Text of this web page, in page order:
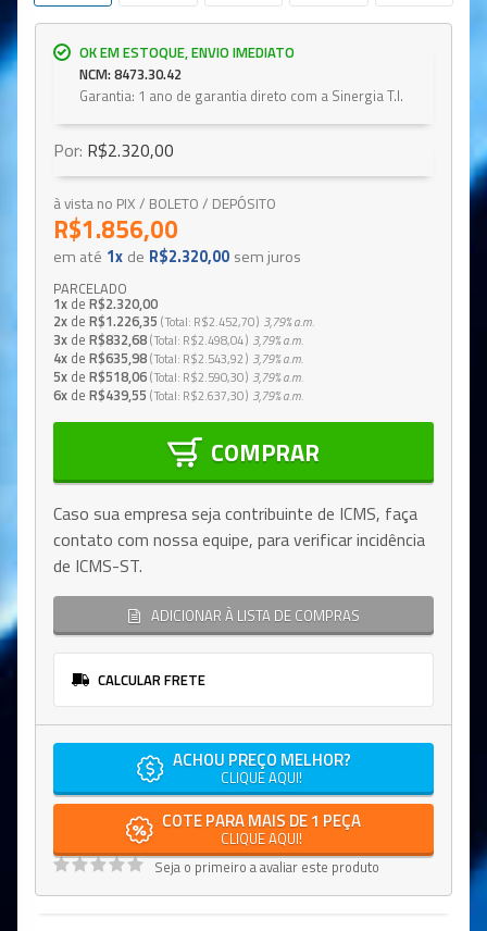
OK EM ESTOQUE, ENVIO IMEDIATO
NCM: 8473.30.42
Garantia: 1 ano de garantia direto com a Sinergia T.I.
Por: R$2.320,00
à vista no PIX / BOLETO / DEPÓSITO
R$1.856,00
em até 1x de R$2.320,00 sem juros
PARCELADO
1x de R$2.320,00
2x de R$1.226,35 Total R$2.452,70 3,79%a.m.
3x de R$832,68 Total R$2.498,04 3,79%a.m.
4x de R$635,98 Total R$2.543,92 3,79%a.m.
5x de R$518,06 Total R$2.590,30 3,79%a.m.
6x de R$439,55 Total R$2.637,30 3,79%a.m.
COMPRAR
Caso sua empresa seja contribuinte de ICMS, faça
contato com nossa equipe, para verificar incidência
de ICMS-ST.
ADICIONAR À LISTA DE COMPRAS
CALCULAR FRETE
ACHOU PREÇO MELHOR?
CLIQUE AQUI!
COTE PARA MAIS DE 1 PEÇA
CLIQUE AQUI!
Seja o primeiro a avaliar este produto